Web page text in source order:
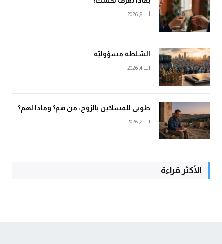
آب 8, 2026
السّلطة مسؤوليّة
آب 4, 2026
طوبى للمساكين بالرّوح: من هم؟ وماذا لهم؟
آب 2, 2026
الأكثر قراءة